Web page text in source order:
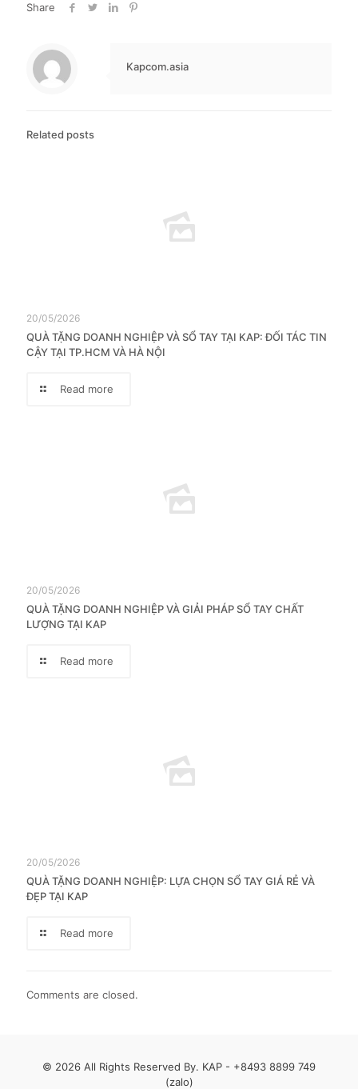
Share
Kapcom.asia
Related posts
20/05/2026
QUÀ TẶNG DOANH NGHIỆP VÀ SỔ TAY TẠI KAP: ĐỐI TÁC TIN
CẬY TẠI TP.HCM VÀ HÀ NỘI
Read more
20/05/2026
QUÀ TẶNG DOANH NGHIỆP VÀ GIẢI PHÁP SỔ TAY CHẤT
LƯỢNG TẠI KAP
Read more
20/05/2026
QUÀ TẶNG DOANH NGHIỆP: LỰA CHỌN SỔ TAY GIÁ RẺ VÀ
ĐẸP TẠI KAP
Read more
Comments are closed.
© 2026 All Rights Reserved By. KAP - +8493 8899 749
(zalo)